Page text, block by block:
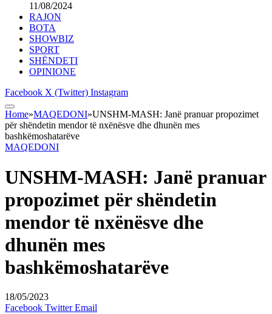
11/08/2024
RAJON
BOTA
SHOWBIZ
SPORT
SHËNDETI
OPINIONE
Facebook X (Twitter) Instagram
Home»MAQEDONI»UNSHM-MASH: Janë pranuar propozimet
për shëndetin mendor të nxënësve dhe dhunën mes
bashkëmoshatarëve
MAQEDONI
UNSHM-MASH: Janë pranuar
propozimet për shëndetin
mendor të nxënësve dhe
dhunën mes
bashkëmoshatarëve
18/05/2023
Facebook Twitter Email